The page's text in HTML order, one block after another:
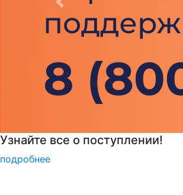
РГГУ — территория вежливости
подробнее
Previous